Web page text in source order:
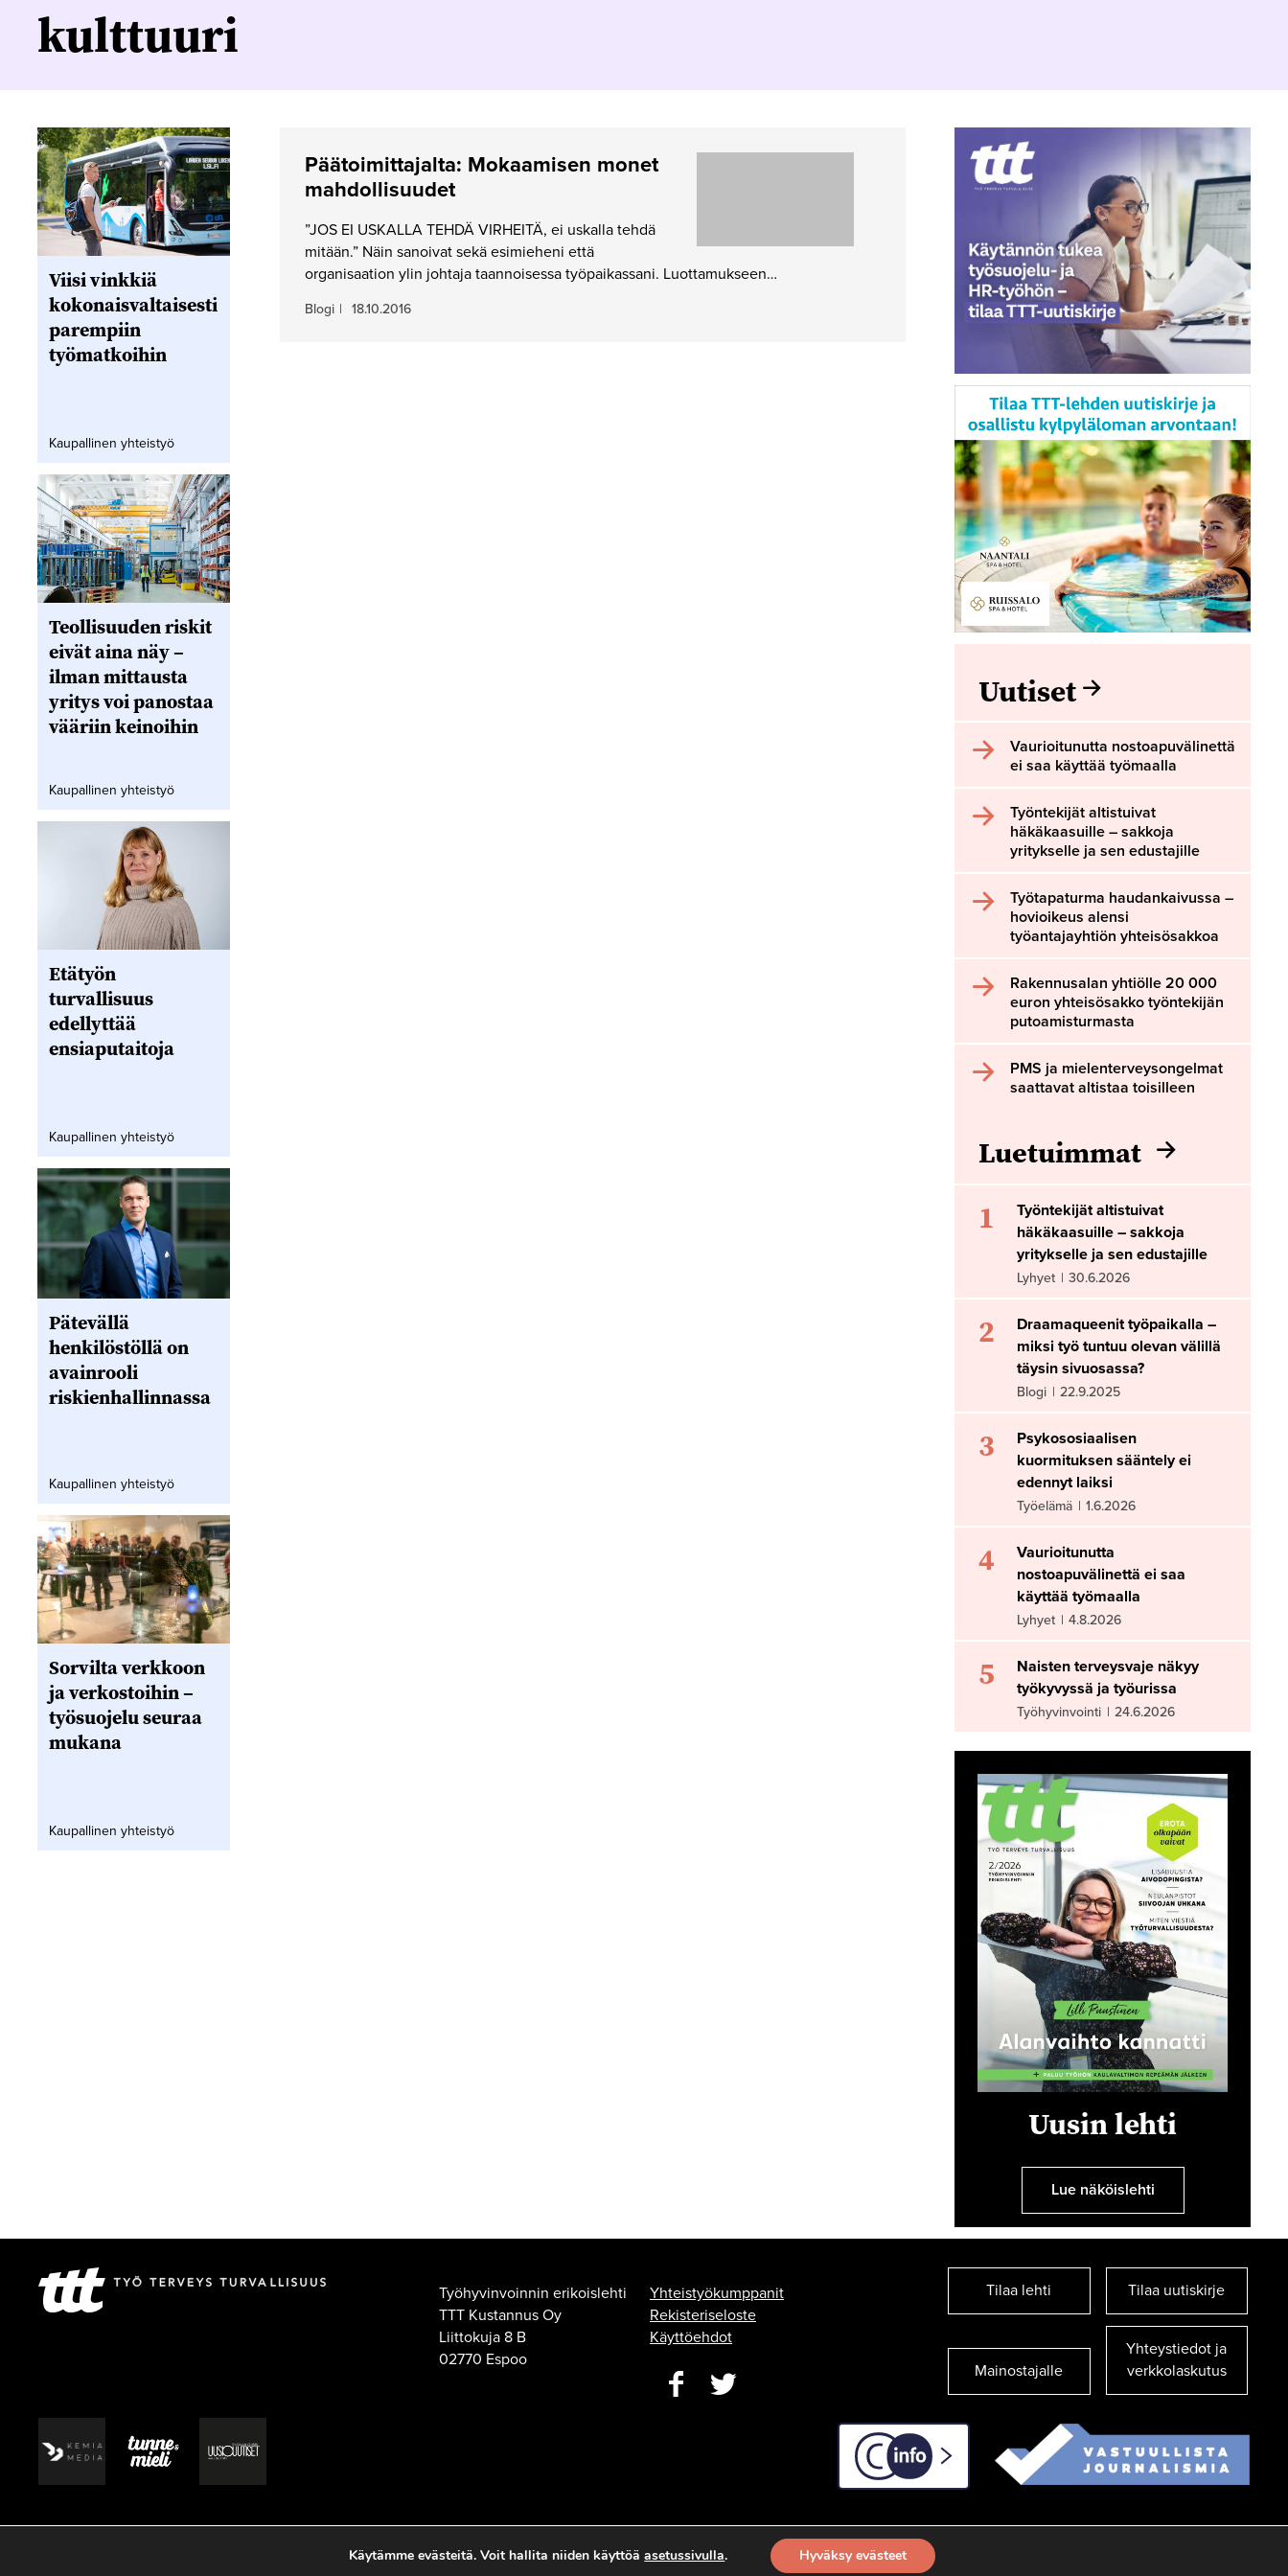
kulttuuri
Päätoimittajalta: Mokaamisen monet
mahdollisuudet
”JOS EI USKALLA TEHDÄ VIRHEITÄ, ei uskalla tehdä
mitään.” Näin sanoivat sekä esimieheni että
organisaation ylin johtaja taannoisessa työpaikassani. Luottamukseen…
Blogi | 18.10.2016
Viisi vinkkiä
kokonaisvaltaisesti
parempiin
työmatkoihin
Kaupallinen yhteistyö
Teollisuuden riskit
eivät aina näy –
ilman mittausta
yritys voi panostaa
vääriin keinoihin
Kaupallinen yhteistyö
Etätyön
turvallisuus
edellyttää
ensiaputaitoja
Kaupallinen yhteistyö
Pätevällä
henkilöstöllä on
avainrooli
riskienhallinnassa
Kaupallinen yhteistyö
Sorvilta verkkoon
ja verkostoihin –
työsuojelu seuraa
mukana
Kaupallinen yhteistyö
Uutiset
Vaurioitunutta nostoapuvälinettä
ei saa käyttää työmaalla
Työntekijät altistuivat
häkäkaasuille – sakkoja
yritykselle ja sen edustajille
Työtapaturma haudankaivussa –
hovioikeus alensi
työantajayhtiön yhteisösakkoa
Rakennusalan yhtiölle 20 000
euron yhteisösakko työntekijän
putoamisturmasta
PMS ja mielenterveysongelmat
saattavat altistaa toisilleen
Luetuimmat
1
Työntekijät altistuivat
häkäkaasuille – sakkoja
yritykselle ja sen edustajille
Lyhyet | 30.6.2026
2
Draamaqueenit työpaikalla –
miksi työ tuntuu olevan välillä
täysin sivuosassa?
Blogi | 22.9.2025
3
Psykososiaalisen
kuormituksen sääntely ei
edennyt laiksi
Työelämä | 1.6.2026
4
Vaurioitunutta
nostoapuvälinettä ei saa
käyttää työmaalla
Lyhyet | 4.8.2026
5
Naisten terveysvaje näkyy
työkyvyssä ja työurissa
Työhyvinvointi | 24.6.2026
Uusin lehti
Lue näköislehti
Työhyvinvoinnin erikoislehti
TTT Kustannus Oy
Liittokuja 8 B
02770 Espoo
Yhteistyökumppanit
Rekisteriseloste
Käyttöehdot
Tilaa lehti Tilaa uutiskirje
Mainostajalle
Yhteystiedot ja
verkkolaskutus
C-info
Käytämme evästeitä. Voit hallita niiden käyttöäasetussivulla. Hyväksy evästeet